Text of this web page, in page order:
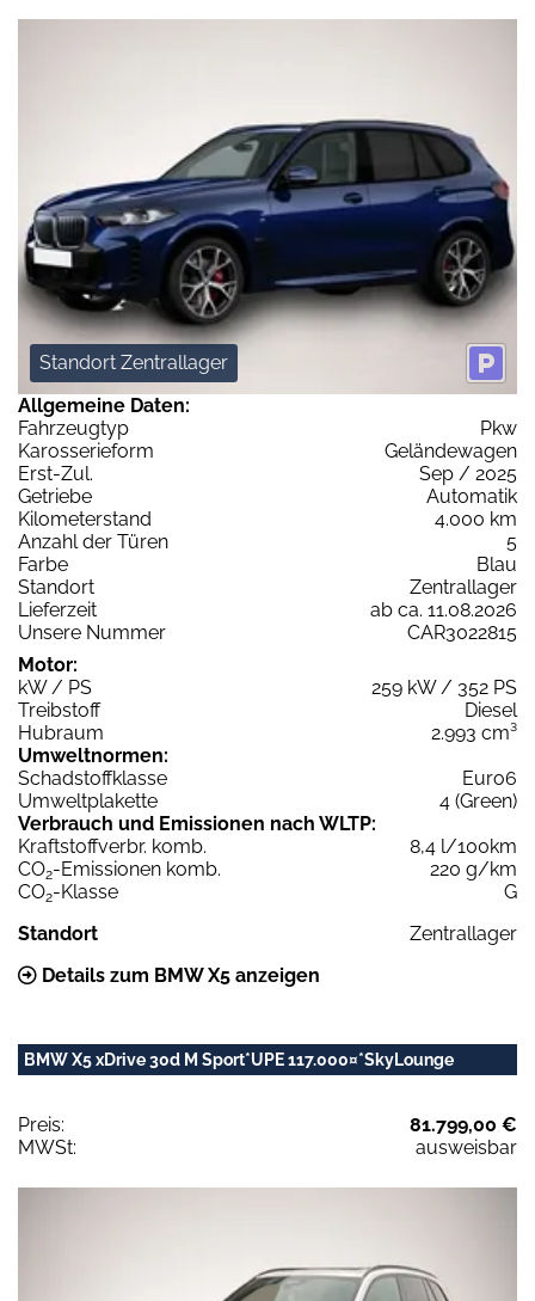
Standort Zentrallager
Allgemeine Daten:
Fahrzeugtyp
Pkw
Karosserieform
Geländewagen
Erst-Zul.
Sep / 2025
Getriebe
Automatik
Kilometerstand
4.000 km
Anzahl der Türen
5
Farbe
Blau
Standort
Zentrallager
Lieferzeit
ab ca. 11.08.2026
Unsere Nummer
CAR3022815
Motor:
kW / PS
259 kW / 352 PS
Treibstoff
Diesel
Hubraum
2.993 cm³
Umweltnormen:
Schadstoffklasse
Euro6
Umweltplakette
4 (Green)
Verbrauch und Emissionen nach WLTP:
Kraftstoffverbr. komb.
8,4 l/100km
CO2-Emissionen komb.
220 g/km
CO2-Klasse
G
Standort
Zentrallager
Details zum BMW X5 anzeigen
BMW X5 xDrive 30d M Sport*UPE 117.000¤*SkyLounge
Preis:
81.799,00 €
MWSt:
ausweisbar